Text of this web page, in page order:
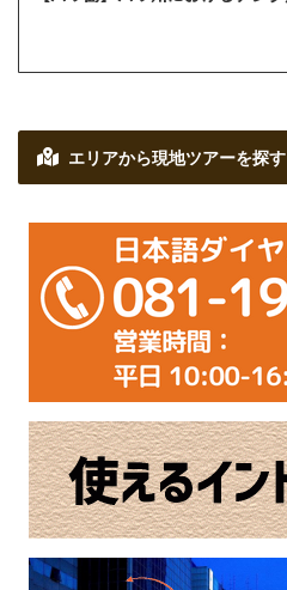
エリアから現地ツアーを探す